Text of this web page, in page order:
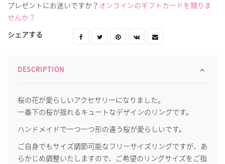
プレゼントにお迷いですか？ オンラインのギフトカードを贈りま
せんか？
シェアする
DESCRIPTION
桜の花が愛らしいアクセサリーになりました。
一番下の桜が揺れるキュートなデザインのリングです。
ハンドメイドで一つ一つ形の違う桜が愛らしいです。
ご自身でもサイズ調節可能なフリーサイズリングですが、あ
らかじめ調整いたしますので、ご希望のリングサイズをご指